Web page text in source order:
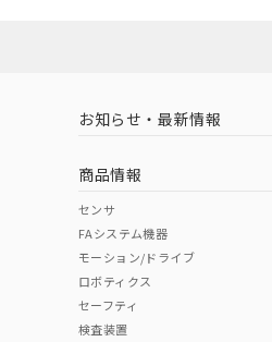
お知らせ・最新情報
商品情報
センサ
FAシステム機器
モーション/ドライブ
ロボティクス
セーフティ
検査装置